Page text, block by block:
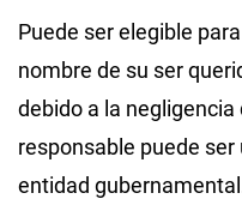
Puede ser elegible
nombre de su ser
debido a la
responsable puede
entidad